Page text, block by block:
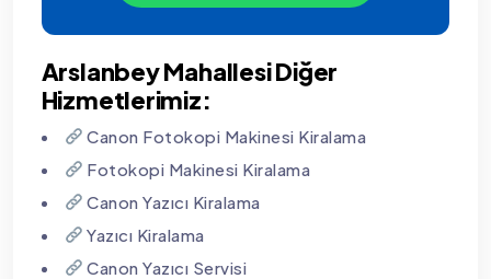
Arslanbey Mahallesi Diğer
Hizmetlerimiz:
Canon Fotokopi Makinesi Kiralama
Fotokopi Makinesi Kiralama
Canon Yazıcı Kiralama
Yazıcı Kiralama
Canon Yazıcı Servisi